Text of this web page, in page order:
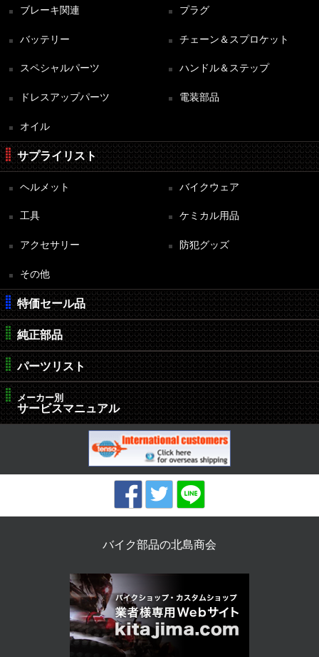
ブレーキ関連 プラグ
バッテリー チェーン＆スプロケット
スペシャルパーツ ハンドル＆ステップ
ドレスアップパーツ 電装部品
オイル
サプライリスト
ヘルメット バイクウェア
工具 ケミカル用品
アクセサリー 防犯グッズ
その他
特価セール品
純正部品
パーツリスト
メーカー別
サービスマニュアル
バイク部品の北島商会